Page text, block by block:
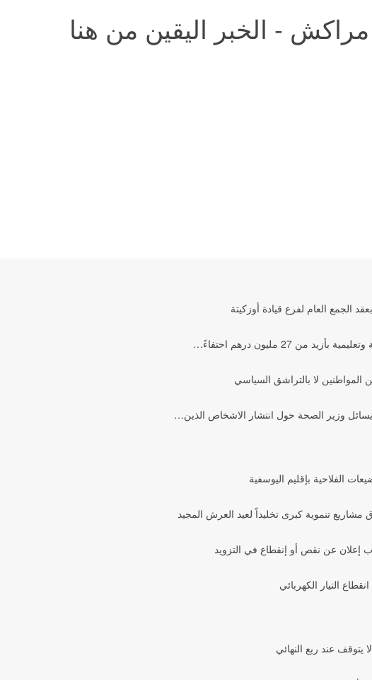
- الخبر اليقين من هنا
الجمع العام لفرع قيادة أوزكيتة
27 مليون درهم احتفاءً…
لا بالتراشق السياسي
يسائل وزير الصحة حول انتشار الاشخاص الذين…
الفلاحية بإقليم اليوسفية
تنموية كبرى تخليداً لعيد العرش المجيد
إعلان عن نقص أو إنقطاع في التزويد
التيار الكهربائي
عند ربع النهائي